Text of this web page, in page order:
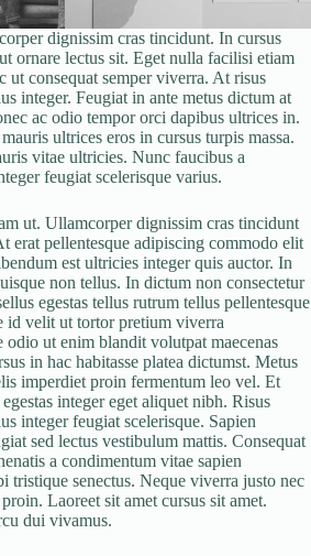
dignissim cras tincidunt. In cursus
ornare lectus sit. Eget nulla facilisi etiam
ut consequat semper viverra. At risus
integer. Feugiat in ante metus dictum at
ac odio tempor orci dapibus ultrices in.
ultrices eros in cursus turpis massa.
vitae ultricies. Nunc faucibus a
feugiat scelerisque varius.
ut. Ullamcorper dignissim cras tincidunt
erat pellentesque adipiscing commodo elit
est ultricies integer quis auctor. In
non tellus. In dictum non consectetur
egestas tellus rutrum tellus pellentesque
id velit ut tortor pretium viverra
odio ut enim blandit volutpat maecenas
in hac habitasse platea dictumst. Metus
imperdiet proin fermentum leo vel. Et
integer eget aliquet nibh. Risus
integer feugiat scelerisque. Sapien
sed lectus vestibulum mattis. Consequat
a condimentum vitae sapien
tristique senectus. Neque viverra justo nec
Laoreet sit amet cursus sit amet.
dui vivamus.